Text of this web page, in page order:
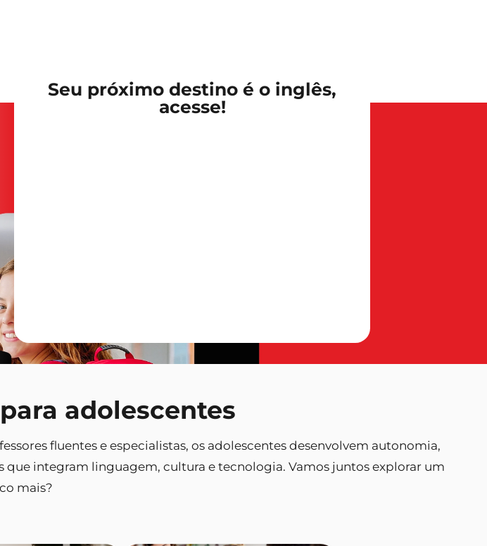
Seu próximo destino é o inglês,
acesse!
adolescentes
fluentes e especialistas, os adolescentes desenvolvem autonomia,
integram linguagem, cultura e tecnologia. Vamos juntos explorar um
mais?